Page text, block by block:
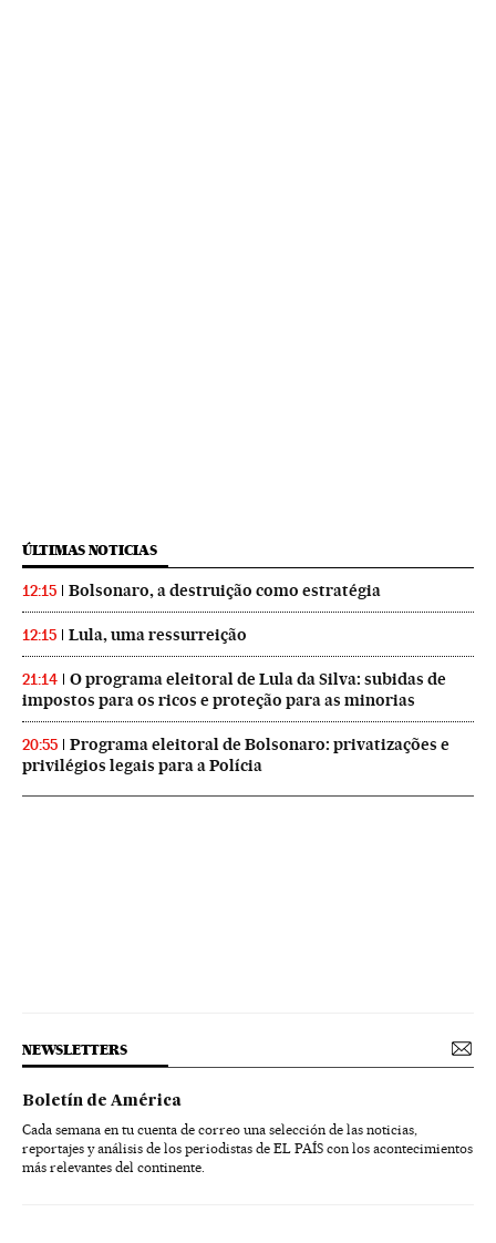
ÚLTIMAS NOTICIAS
12:15 Bolsonaro, a destruição como estratégia
12:15 Lula, uma ressurreição
21:14
O programa eleitoral de Lula da Silva: subidas de
impostos para os ricos e proteção para as minorias
20:55
Programa eleitoral de Bolsonaro: privatizações e
privilégios legais para a Polícia
NEWSLETTERS
Boletín de América
Cada semana en tu cuenta de correo una selección de las noticias,
reportajes y análisis de los periodistas de EL PAÍS con los acontecimientos
más relevantes del continente.